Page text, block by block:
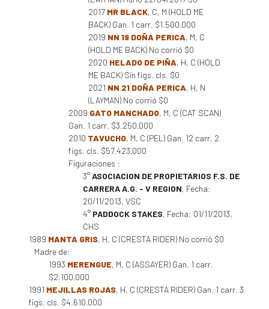
2017 MR BLACK, C, M (HOLD ME
BACK) Gan. 1 carr. $1.500.000
2019 NN 19 DOÑA PERICA, M, C
(HOLD ME BACK) No corrió $0
2020 HELADO DE PIÑA, H, C (HOLD
ME BACK) Sin figs. cls. $0
2021 NN 21 DOÑA PERICA, H, N
(LAYMAN) No corrió $0
2009 GATO MANCHADO, M, C (CAT SCAN)
Gan. 1 carr. $3.250.000
2010 TAVUCHO, M, C (PEL) Gan. 12 carr. 2
figs. cls. $57.423.000
Figuraciones :
3°ASOCIACION DE PROPIETARIOS F.S. DE
CARRERA A.G. - V REGION, Fecha:
20/11/2013, VSC
4° PADDOCK STAKES, Fecha: 01/11/2013,
CHS
1989 MANTA GRIS, H, C (CRESTA RIDER) No corrió $0
Madre de:
1993 MERENGUE, M, C (ASSAYER) Gan. 1 carr.
$2.100.000
1991 MEJILLAS ROJAS, H, C (CRESTA RIDER) Gan. 1 carr. 3
figs. cls. $4.610.000